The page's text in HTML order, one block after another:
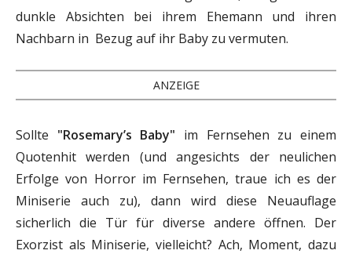
dunkle Absichten bei ihrem Ehemann und ihren
Nachbarn in Bezug auf ihr Baby zu vermuten.
ANZEIGE
Sollte "Rosemary’s Baby" im Fernsehen zu einem
Quotenhit werden (und angesichts der neulichen
Erfolge von Horror im Fernsehen, traue ich es der
Miniserie auch zu), dann wird diese Neuauflage
sicherlich die Tür für diverse andere öffnen. Der
Exorzist als Miniserie, vielleicht? Ach, Moment, dazu